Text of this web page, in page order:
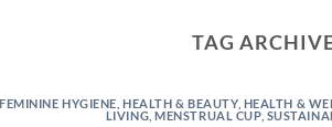
TAG
FEMININE HYGIENE ,HEALTH & BEAUTY, HEALTH &
LIVING ,MENSTRUAL CUP,